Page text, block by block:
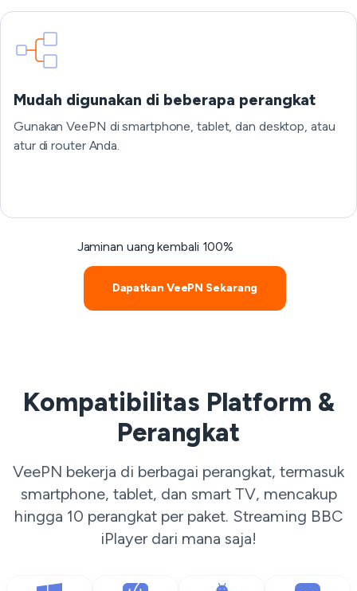
Mudah digunakan di beberapa perangkat
Gunakan VeePN di smartphone, tablet, dan desktop, atau
atur di router Anda.
Jaminan uang kembali 100%
Dapatkan VeePN Sekarang
Kompatibilitas Platform &
Perangkat
VeePN bekerja di berbagai perangkat, termasuk
smartphone, tablet, dan smart TV, mencakup
hingga 10 perangkat per paket. Streaming BBC
iPlayer dari mana saja!